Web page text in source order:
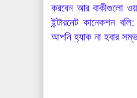
করবেন আর বাকীগুলো
ইন্টারনেট কানেকশন
আপনি হ্যাক না হবার